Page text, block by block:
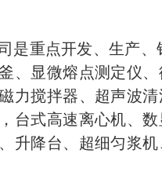
是重点开发、生产
、显微熔点测定仪
力搅拌器、超声波
台式高速离心机、
升降台、超细匀浆